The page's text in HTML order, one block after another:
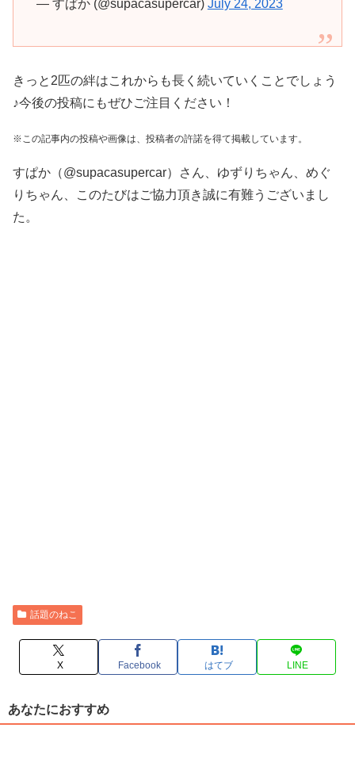
— すぱか (@supacasupercar) July 24, 2023
きっと2匹の絆はこれからも長く続いていくことでしょう
♪今後の投稿にもぜひご注目ください！
※この記事内の投稿や画像は、投稿者の許諾を得て掲載しています。
すぱか（@supacasupercar）さん、ゆずりちゃん、めぐ
りちゃん、このたびはご協力頂き誠に有難うございまし
た。
話題のねこ
X Facebook はてブ LINE
あなたにおすすめ